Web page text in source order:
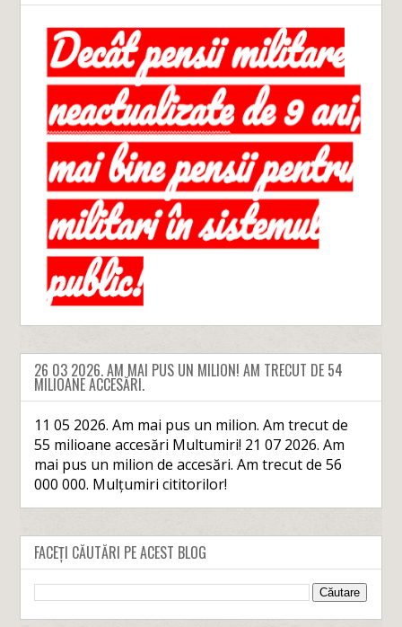
26 03 2026. AM MAI PUS UN MILION! AM TRECUT DE 54
MILIOANE ACCESĂRI.
11 05 2026. Am mai pus un milion. Am trecut de
55 milioane accesări Multumiri! 21 07 2026. Am
mai pus un milion de accesări. Am trecut de 56
000 000. Mulțumiri cititorilor!
FACEȚI CĂUTĂRI PE ACEST BLOG